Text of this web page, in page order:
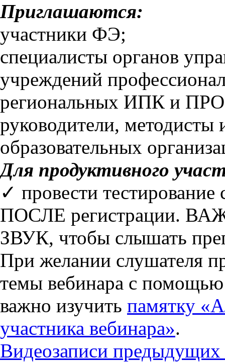
Приглашаются:
участники ФЭ;
специалисты органов
учреждений
региональных ИПК и
руководители,
образовательных
Для продуктивного
✓ провести
ПОСЛЕ регистрации.
ЗВУК, чтобы слышать
При желании слушателя
темы вебинара с
важно изучить памятку
участника вебинара».
Видеозаписи предыдущих